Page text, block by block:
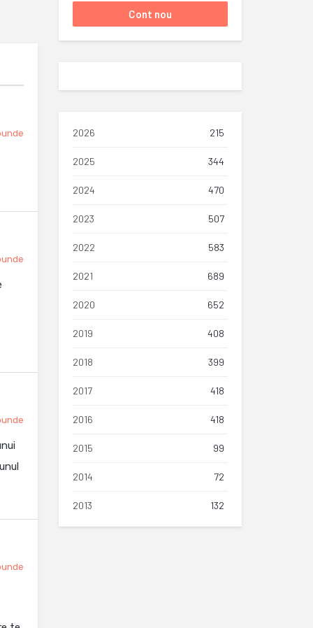
2026 215
2025 344
2024 470
2023 507
2022 583
2021 689
2020 652
2019 408
2018 399
2017 418
2016 418
2015 99
2014 72
2013 132